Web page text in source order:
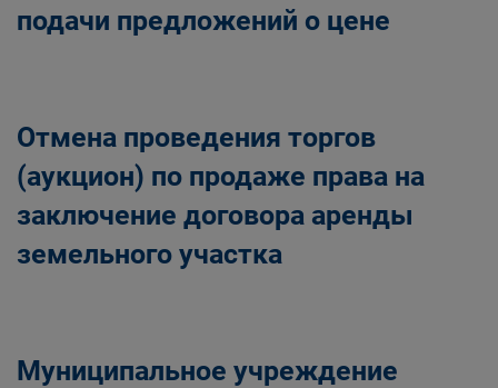
подачи предложений о цене
Отмена проведения торгов
(аукцион) по продаже права на
заключение договора аренды
земельного участка
Муниципальное учреждение